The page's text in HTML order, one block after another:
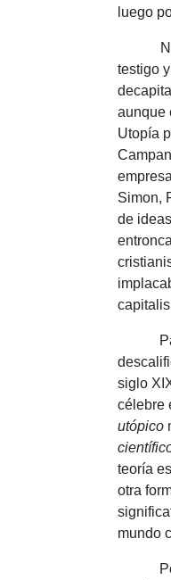
luego
Ni es
testigo
aunque
Utopía
Simon,
de
siglo
célebre
utópico
teoría
otra
mundo